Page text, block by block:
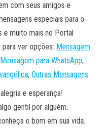
com seus amigos e
especiais para o
e muito mais no Portal
para ver opções: Mensagem
Mensagem para WhatsApp,
, Outras Mensagens
e esperança!
gentil por alguém.
o bom em sua vida.